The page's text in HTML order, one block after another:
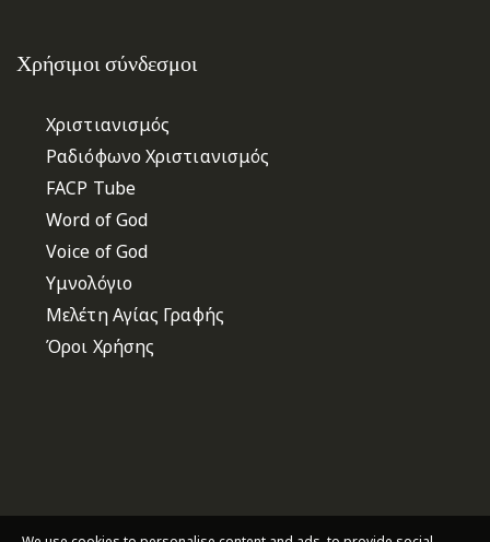
Χρήσιμοι σύνδεσμοι
Χριστιανισμός
Ραδιόφωνο Χριστιανισμός
FACP Tube
Word of God
Voice of God
Υμνολόγιο
Μελέτη Αγίας Γραφής
Όροι Χρήσης